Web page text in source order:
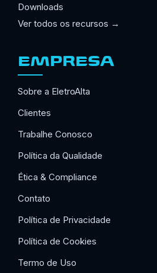
Downloads
Ver todos os recursos →
EMPRESA
Sobre a EletroAlta
Clientes
Trabalhe Conosco
Política da Qualidade
Ética & Compliance
Contato
Política de Privacidade
Política de Cookies
Termo de Uso